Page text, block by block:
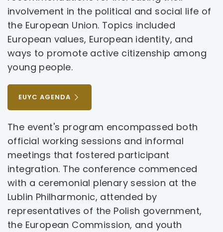
involvement in the political and social life of
the European Union. Topics included
European values, European identity, and
ways to promote active citizenship among
young people.​
EUYC AGENDA UWAGA,
SIĘ
W
NOWEJ
The event's program encompassed both
official working sessions and informal
meetings that fostered participant
integration. The conference commenced
with a ceremonial plenary session at the
Lublin Philharmonic, attended by
representatives of the Polish government,
the European Commission, and youth